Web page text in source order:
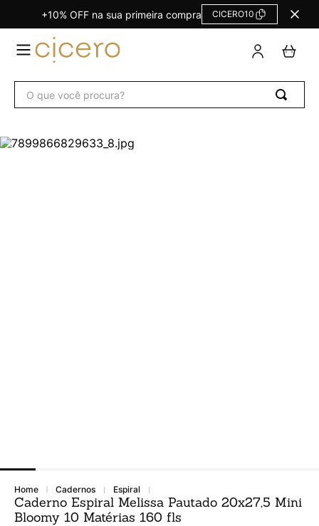
+10% OFF na sua primeira compra CICERO10
cadernos espiral
Caderno Espiral Melissa Pautado 20x27,5 Mini
Bloomy 10 Matérias 160 fls
TERMOS
MAIS
Agendas Calendários
3ºFichário